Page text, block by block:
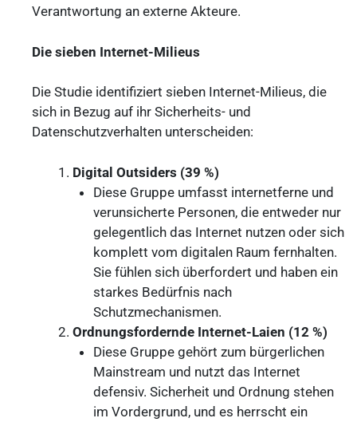
Verantwortung an externe Akteure.
Die sieben Internet-Milieus
Die Studie identifiziert sieben Internet-Milieus, die
sich in Bezug auf ihr Sicherheits- und
Datenschutzverhalten unterscheiden:
Digital Outsiders (39 %)
Diese Gruppe umfasst internetferne und
verunsicherte Personen, die entweder nur
gelegentlich das Internet nutzen oder sich
komplett vom digitalen Raum fernhalten.
Sie fühlen sich überfordert und haben ein
starkes Bedürfnis nach
Schutzmechanismen.
Ordnungsfordernde Internet-Laien (12 %)
Diese Gruppe gehört zum bürgerlichen
Mainstream und nutzt das Internet
defensiv. Sicherheit und Ordnung stehen
im Vordergrund, und es herrscht ein